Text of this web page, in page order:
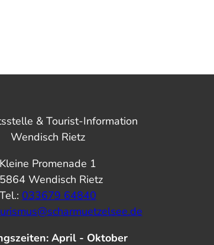
& Tourist-Information
Wendisch Rietz
Kleine Promenade 1
Wendisch Rietz
Tel.: 033679 64840
April - Oktober